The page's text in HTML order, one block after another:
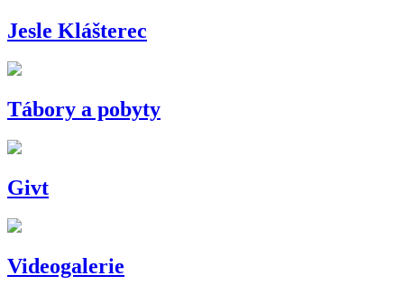
Jesle Klášterec
Tábory a pobyty
Givt
Videogalerie